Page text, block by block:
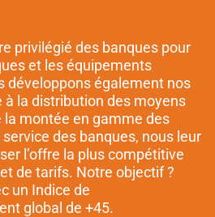
privilégié des banques pour
et les équipements
développons également nos
à la distribution des moyens
montée en gamme des
des banques, nous leur
l’offre la plus compétitive
de tarifs. Notre objectif ?
un Indice de
global de +45.